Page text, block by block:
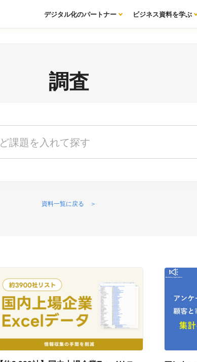
デジタル化のパートナー ビジネス資料を学ぶ
調査
資料一覧に戻る ＞